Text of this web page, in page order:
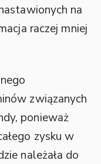
na
raczej mniej
związanych
ponieważ
zysku w
należała do